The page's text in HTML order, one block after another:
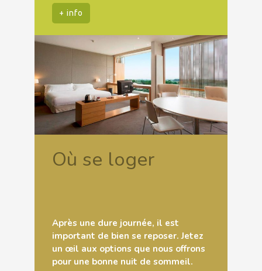
+ info
Où se loger
Après une dure journée, il est
important de bien se reposer. Jetez
un œil aux options que nous offrons
pour une bonne nuit de sommeil.